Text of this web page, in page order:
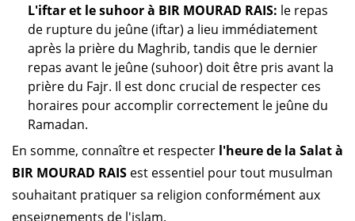
L'iftar et le suhoor à BIR MOURAD RAIS: le repas
de rupture du jeûne (iftar) a lieu immédiatement
après la prière du Maghrib, tandis que le dernier
repas avant le jeûne (suhoor) doit être pris avant la
prière du Fajr. Il est donc crucial de respecter ces
horaires pour accomplir correctement le jeûne du
Ramadan.
En somme, connaître et respecter l'heure de la Salat à
BIR MOURAD RAIS est essentiel pour tout musulman
souhaitant pratiquer sa religion conformément aux
enseignements de l'islam.